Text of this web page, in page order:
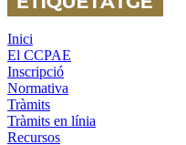
Inici
El CCPAE
Inscripció
Normativa
Tràmits
Tràmits en línia
Recursos